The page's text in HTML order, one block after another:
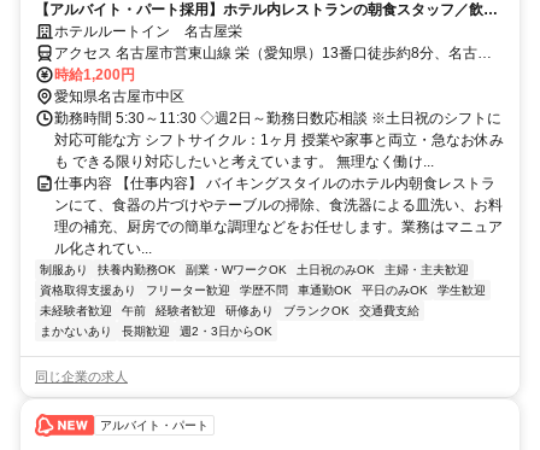
【アルバイト・パート採用】ホテル内レストランの朝食スタッフ／飲食
未経験歓迎！主婦(夫)さん活躍中
ホテルルートイン 名古屋栄
アクセス 名古屋市営東山線 栄（愛知県）13番口徒歩約8分、名古屋
市営名城線 栄（愛知県）13番口徒歩約8分
時給1,200円
愛知県名古屋市中区
勤務時間 5:30～11:30 ◇週2日～勤務日数応相談 ※土日祝のシフトに
対応可能な方 シフトサイクル：1ヶ月 授業や家事と両立・急なお休み
も できる限り対応したいと考えています。 無理なく働け...
仕事内容 【仕事内容】 バイキングスタイルのホテル内朝食レストラ
ンにて、食器の片づけやテーブルの掃除、食洗器による皿洗い、お料
理の補充、厨房での簡単な調理などをお任せします。業務はマニュア
ル化されてい...
制服あり 扶養内勤務OK 副業・WワークOK 土日祝のみOK
主婦・主夫歓迎
資格取得支援あり
フリーター歓迎 学歴不問 車通勤OK 平日のみOK
学生歓迎
未経験者歓迎
午前 経験者歓迎 研修あり ブランクOK
交通費支給
まかないあり
長期歓迎 週2・3日からOK
同じ企業の求人
アルバイト・パート